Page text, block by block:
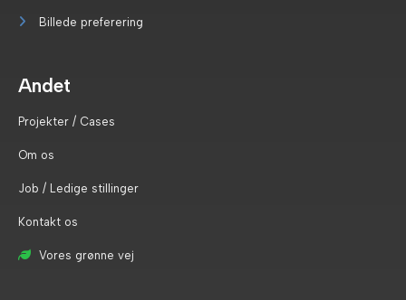
Billede preferering
Andet
Projekter / Cases
Om os
Job / Ledige stillinger
Kontakt os
Vores grønne vej